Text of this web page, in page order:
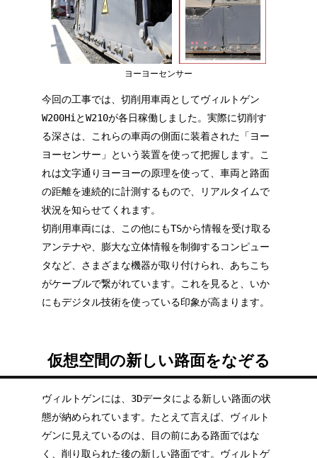
ヨーヨーセンサー
今回の工事では、切削用車両としてヴィルトゲン
W200HiとW210が各日稼働しました。実際に切削す
る深さは、これらの車両の側面に装着された「ヨー
ヨーセンサー」という装置を使って把握します。こ
れは文字通りヨーヨーの原理を使って、車両と路面
の距離を連続的に計測するもので、リアルタイムで
状況を知らせてくれます。
切削用車両には、この他にもTSから情報を受け取る
アンテナや、膨大な立体情報を制御するコンピュー
タなど、さまざまな機器が取り付けられ、あちこち
がケーブルで繋がれています。これを見ると、いか
にもデジタル技術を使っている印象が高まります。
仮想空間の新しい路面をなぞる
ヴィルトゲンには、3Dデータによる新しい路面の状
態が納められています。たとえて言えば、ヴィルト
ゲンに見えているのは、目の前にある路面ではな
く、削り取られた後の新しい路面です。ヴィルトゲ